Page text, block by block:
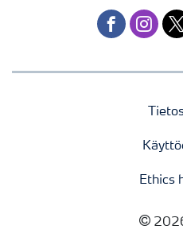
facebook
Ethics